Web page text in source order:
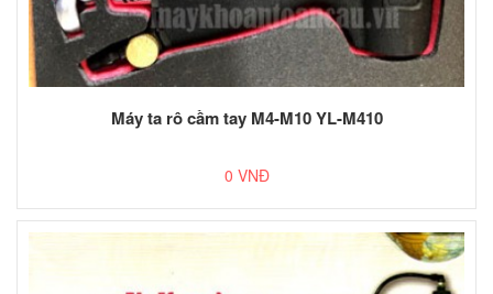
Máy ta rô cầm tay M4-M10 YL-M410
0 VNĐ